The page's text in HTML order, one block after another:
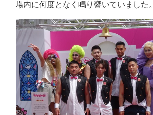
場内に何度となく鳴り響いていました。